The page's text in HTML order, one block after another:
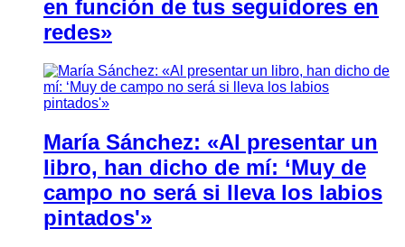
en función de tus seguidores en
redes»
María Sánchez: «Al presentar un
libro, han dicho de mí: ‘Muy de
campo no será si lleva los labios
pintados'»